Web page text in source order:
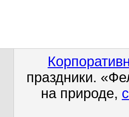
праздники.
на природе,